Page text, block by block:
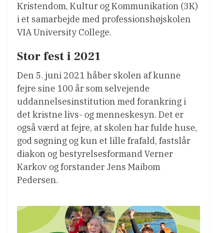
Kristendom, Kultur og Kommunikation (3K)
i et samarbejde med professionshøjskolen
VIA University College.
Stor fest i 2021
Den 5. juni 2021 håber skolen af kunne
fejre sine 100 år som selvejende
uddannelsesinstitution med forankring i
det kristne livs- og menneskesyn. Det er
også værd at fejre, at skolen har fulde huse,
god søgning og kun et lille frafald, fastslår
diakon og bestyrelsesformand Verner
Karkov og forstander Jens Maibom
Pedersen.